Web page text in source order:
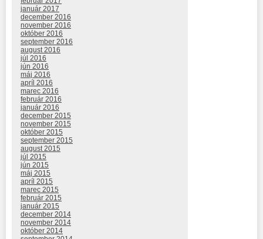
január 2017
december 2016
november 2016
október 2016
september 2016
august 2016
júl 2016
jún 2016
máj 2016
apríl 2016
marec 2016
február 2016
január 2016
december 2015
november 2015
október 2015
september 2015
august 2015
júl 2015
jún 2015
máj 2015
apríl 2015
marec 2015
február 2015
január 2015
december 2014
november 2014
október 2014